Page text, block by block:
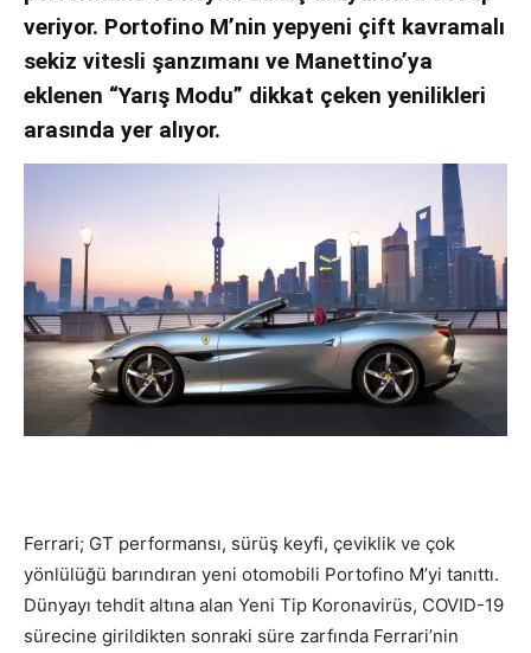
veriyor. Portofino M’nin yepyeni çift kavramalı
sekiz vitesli şanzımanı ve Manettino’ya
eklenen “Yarış Modu” dikkat çeken yenilikleri
arasında yer alıyor.
Ferrari; GT performansı, sürüş keyfi, çeviklik ve çok
yönlülüğü barındıran yeni otomobili Portofino M’yi tanıttı.
Dünyayı tehdit altına alan Yeni Tip Koronavirüs, COVID-19
sürecine girildikten sonraki süre zarfında Ferrari’nin